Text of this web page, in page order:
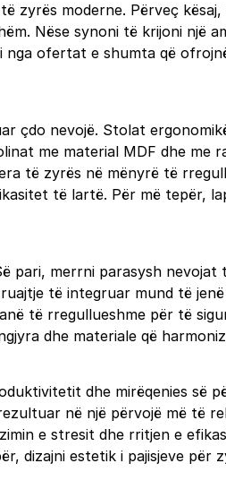
zyrës moderne. Përveç
Nëse synoni të krijoni një
nga ofertat e shumta që
çdo nevojë. Stolat
me material MDF dhe me
të zyrës në mënyrë të
të lartë. Për më tepër,
pari, merrni parasysh
të integruar mund të
të rregullueshme për të
dhe materiale që
dhe mirëqenies së
në një përvojë më të
e stresit dhe rritjen e
dizajni estetik i pajisjeve